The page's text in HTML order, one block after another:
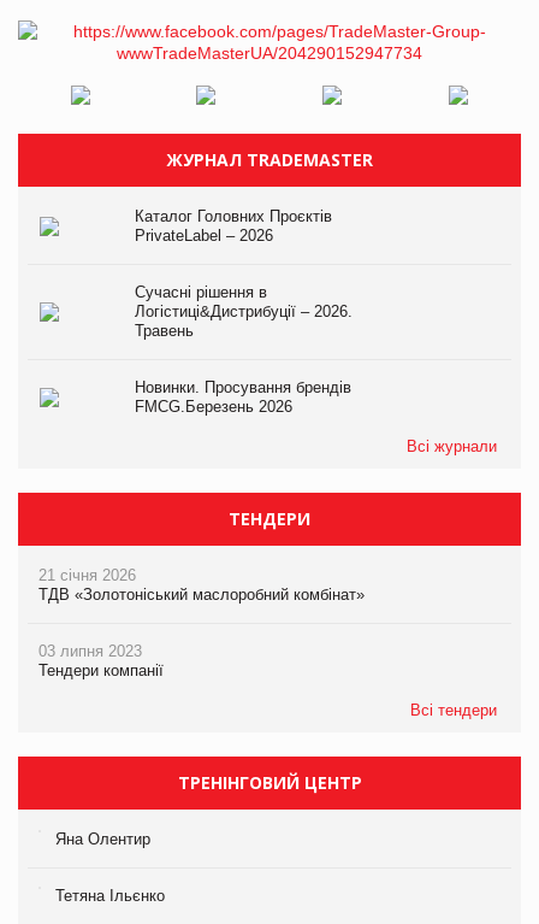
ЖУРНАЛ TRADEMASTER
Каталог Головних Проєктів
PrivateLabel – 2026
Сучасні рішення в
Логістиці&Дистрибуції – 2026.
Травень
Новинки. Просування брендів
FMCG.Березень 2026
Всі журнали
ТЕНДЕРИ
21 січня 2026
ТДВ «Золотоніський маслоробний комбінат»
03 липня 2023
Тендери компанії
Всі тендери
ТРЕНІНГОВИЙ ЦЕНТР
Яна Олентир
Тетяна Ільєнко